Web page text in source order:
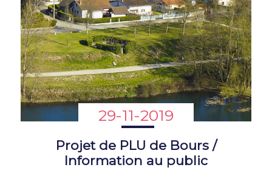
29-11-2019
Projet de PLU de Bours /
Information au public